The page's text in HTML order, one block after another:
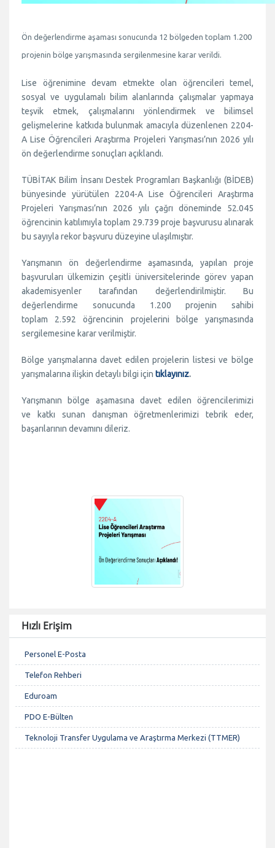
Ön değerlendirme aşaması sonucunda 12 bölgeden toplam 1.200
projenin bölge yarışmasında sergilenmesine karar verildi.
Lise öğrenimine devam etmekte olan öğrencileri temel,
sosyal ve uygulamalı bilim alanlarında çalışmalar yapmaya
teşvik etmek, çalışmalarını yönlendirmek ve bilimsel
gelişmelerine katkıda bulunmak amacıyla düzenlenen 2204-
A Lise Öğrencileri Araştırma Projeleri Yarışması’nın 2026 yılı
ön değerlendirme sonuçları açıklandı.
TÜBİTAK Bilim İnsanı Destek Programları Başkanlığı (BİDEB)
bünyesinde yürütülen 2204-A Lise Öğrencileri Araştırma
Projeleri Yarışması’nın 2026 yılı çağrı döneminde 52.045
öğrencinin katılımıyla toplam 29.739 proje başvurusu alınarak
bu sayıyla rekor başvuru düzeyine ulaşılmıştır.
Yarışmanın ön değerlendirme aşamasında, yapılan proje
başvuruları ülkemizin çeşitli üniversitelerinde görev yapan
akademisyenler tarafından değerlendirilmiştir. Bu
değerlendirme sonucunda 1.200 projenin sahibi
toplam 2.592 öğrencinin projelerini bölge yarışmasında
sergilemesine karar verilmiştir.
Bölge yarışmalarına davet edilen projelerin listesi ve bölge
yarışmalarına ilişkin detaylı bilgi için tıklayınız.
Yarışmanın bölge aşamasına davet edilen öğrencilerimizi
ve katkı sunan danışman öğretmenlerimizi tebrik eder,
başarılarının devamını dileriz.
Hızlı Erişim
Personel E-Posta
Telefon Rehberi
Eduroam
PDO E-Bülten
Teknoloji Transfer Uygulama ve Araştırma Merkezi (TTMER)